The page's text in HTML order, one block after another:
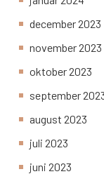
december 2023
november 2023
oktober 2023
september
august 2023
juli 2023
juni 2023